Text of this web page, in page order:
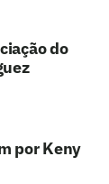
do
por Keny